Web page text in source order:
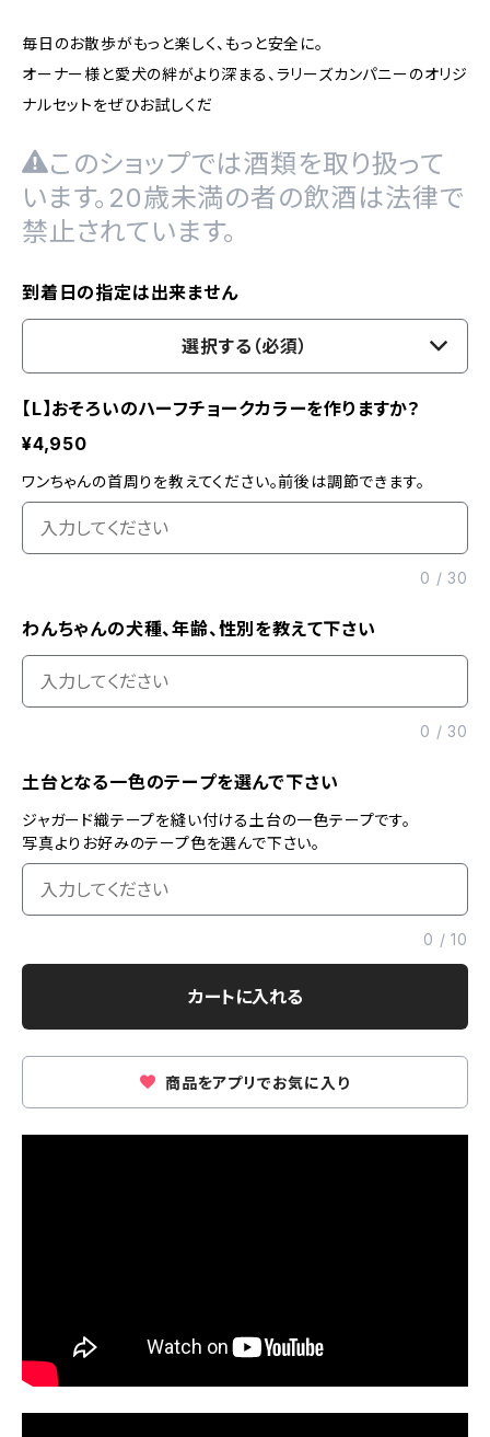
毎日のお散歩がもっと楽しく、もっと安全に。
オーナー様と愛犬の絆がより深まる、ラリーズカンパニーのオリジ
ナルセットをぜひお試しくだ
このショップでは酒類を取り扱って
います。20歳未満の者の飲酒は法律で
禁止されています。
到着日の指定は出来ません
選択する（必須）
【L】おそろいのハーフチョークカラーを作りますか？
¥4,950
ワンちゃんの首周りを教えてください。前後は調節できます。
0 /30
わんちゃんの犬種、年齢、性別を教えて下さい
0 /30
土台となる一色のテープを選んで下さい
ジャガード織テープを縫い付ける土台の一色テープです。
写真よりお好みのテープ色を選んで下さい。
0 /10
カートに入れる
商品をアプリでお気に入り